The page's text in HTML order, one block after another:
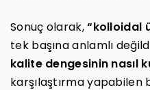
Sonuç olarak,“kolloidal
tek başına anlamlı
kalite dengesinin nasıl
karşılaştırma yapabilen